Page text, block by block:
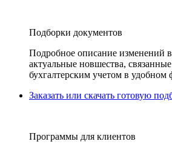
Подборки документов
Подробное описание изменений в
актуальные новшества,
бухгалтерским учетом в удобном
Заказать или скачать готовую
Программы для клиентов